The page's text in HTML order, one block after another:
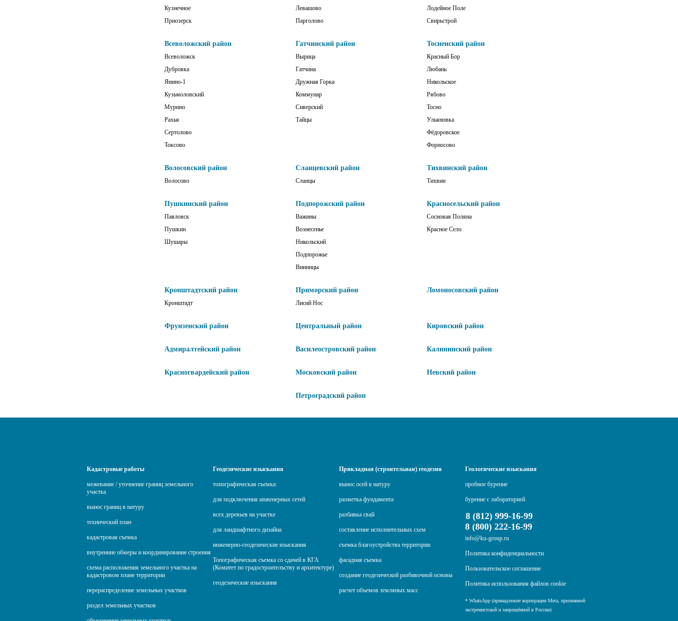
Кузнечное
Приозерск
Левашово
Парголово
Лодейное Поле
Свирьстрой
Всеволожский район
Всеволожск
Дубровка
Янино-1
Кузьмоловский
Мурино
Рахья
Сертолово
Токсово
Гатчинский район
Вырица
Гатчина
Дружная Горка
Коммунар
Сиверский
Тайцы
Тосненский район
Красный Бор
Любань
Никольское
Рябово
Тосно
Ульяновка
Фёдоровское
Форносово
Волосовский район
Волосово
Сланцевский район
Сланцы
Тихвинский район
Тихвин
Пушкинский район
Павловск
Пушкин
Шушары
Подпорожский район
Важины
Вознесенье
Никольский
Подпорожье
Винницы
Красносельский район
Сосновая Поляна
Красное Село
Кронштадтский район
Кронштадт
Приморский район
Лисий Нос
Ломоносовский район
Фрунзенский район Центральный район Кировский район
Адмиралтейский район Василеостровский район Калининский район
Красногвардейский район Московский район Невский район
Петроградский район
Кадастровые работы
межевание / уточнение границ земельного
участка
вынос границ в натуру
технический план
кадастровая съемка
внутренние обмеры и координирование строения
схема расположения земельного участка на
кадастровом плане территории
перераспределение земельных участков
раздел земельных участков
Геодезические изыскания
топографическая съемка:
для подключения инженерных сетей
всех деревьев на участке
для ландшафтного дизайна
инженерно-геодезические изыскания
Топографическая съемка со сдачей в КГА
(Комитет по градостроительству и архитектуре)
геодезические изыскания
Прикладная (строительная) геодезия
вынос осей в натуру
разметка фундамента
разбивка свай
составление исполнительных схем
съемка благоустройства территории
фасадная съемка
создание геодезической разбивочной основы
расчет объемов земляных масс
Геологические изыскания
пробное бурение
бурение с лабораторией
8 (812) 999-16-99
8 (800) 222-16-99
info@ku-group.ru
Политика конфиденциальности
Пользовательское соглашение
Политика использования файлов cookie
* WhatsApp (принадлежит корпорации Meta, признанной
экстремистской и запрещённой в России)